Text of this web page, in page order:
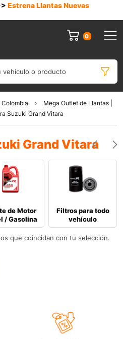
Estrena Llantas Nuevas
0
vehículo o producto
Mega Outlet de Llantas |
Suzuki Grand Vitara
Grand Vitara
de Motor
/ Gasolina
Filtros para todo
vehículo
que coincidan con tu selección.